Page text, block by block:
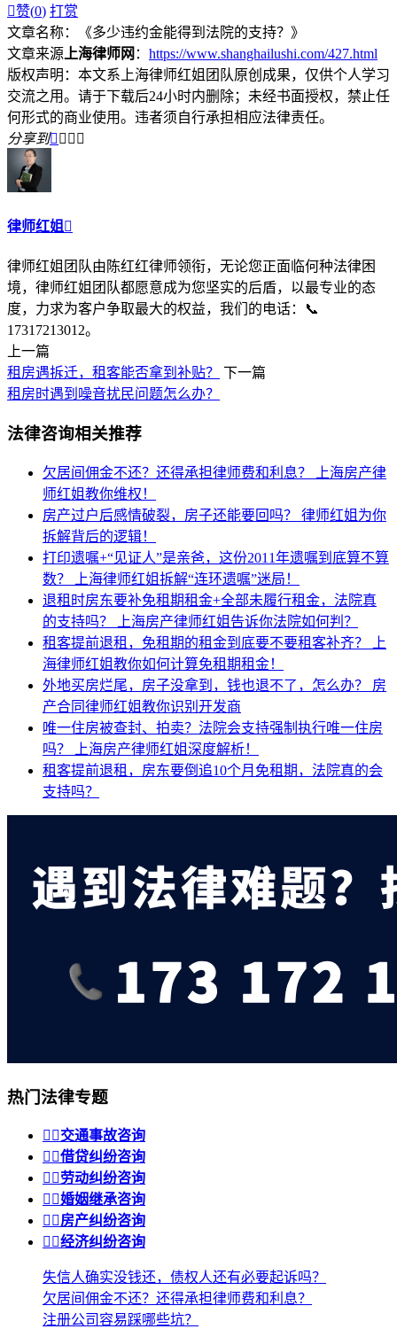
赞(0) 打赏
文章名称：《多少违约金能得到法院的支持？》
文章来源 上海律师网 ： https://www.shanghailushi.com/427.html
版权声明：本文系上海律师红姐团队原创成果，仅供个人学习
交流之用。请于下载后24小时内删除；未经书面授权，禁止任
何形式的商业使用。违者须自行承担相应法律责任。
分享到   
律师红姐 
律师红姐团队由陈红红律师领衔，无论您正面临何种法律困
境，律师红姐团队都愿意成为您坚实的后盾，以最专业的态
度，力求为客户争取最大的权益，我们的电话：📞
17317213012。
上一篇
租房遇拆迁，租客能否拿到补贴？
下一篇
租房时遇到噪音扰民问题怎么办？
法律咨询相关推荐
欠居间佣金不还？还得承担律师费和利息？
上海房产律
师红姐教你维权！
房产过户后感情破裂，房子还能要回吗？ 律师红姐为你
拆解背后的逻辑！
打印遗嘱+“见证人”是亲爸，这份2011年遗嘱到底算不算
数？
上海律师红姐拆解“连环遗嘱”迷局！
退租时房东要补免租期租金+全部未履行租金，法院真
的支持吗？
上海房产律师红姐告诉你法院如何判？
租客提前退租，免租期的租金到底要不要租客补齐？
上
海律师红姐教你如何计算免租期租金！
外地买房烂尾，房子没拿到，钱也退不了，怎么办？ 房
产合同律师红姐教你识别开发商
唯一住房被查封、拍卖？法院会支持强制执行唯一住房
吗？
上海房产律师红姐深度解析！
租客提前退租，房东要倒追10个月免租期，法院真的会
支持吗？
热门法律专题
 交通事故咨询
 借贷纠纷咨询
 劳动纠纷咨询
 婚姻继承咨询
 房产纠纷咨询
 经济纠纷咨询
失信人确实没钱还，债权人还有必要起诉吗？
欠居间佣金不还？还得承担律师费和利息？
注册公司容易踩哪些坑？